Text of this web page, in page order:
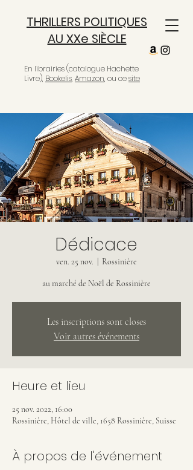
THRILLERS POLITIQUES
AU XXe SIÈCLE
En librairies (catalogue Hachette
Livre), Bookelis, Amazon, ou cesite
Dédicace
ven. 25 nov. Rossinière
au marché de Noël de Rossinière
Les inscriptions sont closes
Voir autres événements
Heure et lieu
25 nov. 2022, 16:00
Rossinière, Hôtel de ville, 1658 Rossinière, Suisse
À propos de l'événement